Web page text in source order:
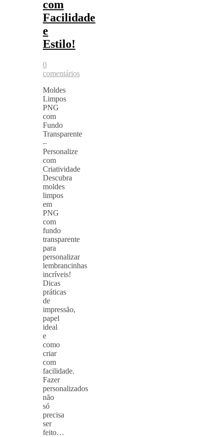
com
Facilidade
e
Estilo!
0
comentários
Moldes
Limpos
PNG
com
Fundo
Transparente
–
Personalize
com
Criatividade
Descubra
moldes
limpos
em
PNG
com
fundo
transparente
para
personalizar
lembrancinhas
incríveis!
Dicas
práticas
de
impressão,
papel
ideal
e
como
criar
com
facilidade.
Fazer
personalizados
não
só
precisa
ser
feito…